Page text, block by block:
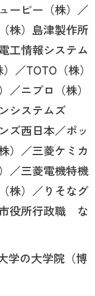
ーピー（株）／
株）島津製作所
工情報システム
／TOTO（株）
ニプロ（株）
システムズ
ズ西日本／ポッ
）／三菱ケミカ
／三菱電機特機
株）／りそなグ
役所行政職 な
学の大学院（博